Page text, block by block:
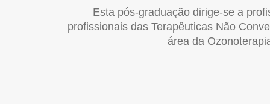
Esta pós-graduação dirige-se a
profissionais das Terapêuticas Não
área da